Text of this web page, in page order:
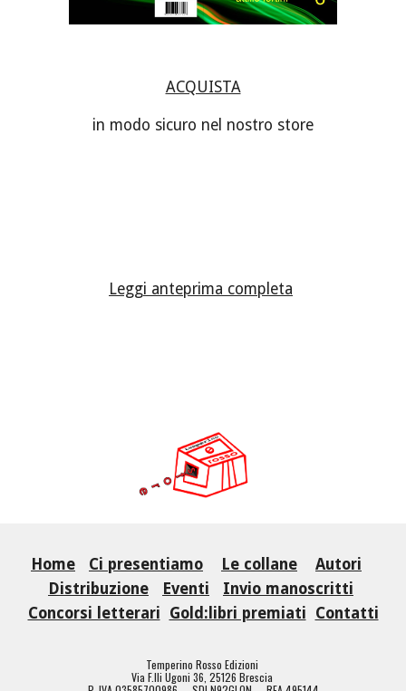
ACQUISTA
in modo sicuro nel nostro store
Leggi anteprima completa
Home Ci presentiamo Le collane
Autori
Distribuzione
Eventi
Invio manoscritti
Concorsi letterari Gold:libri premiati Contatti
Temperino Rosso Edizioni
Via F.lli Ugoni 36, 25126 Brescia